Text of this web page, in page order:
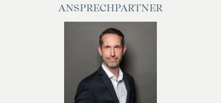
Fußbodenheizung über Fernwärme mit
Photovoltaikanlagen am Dach für die Allgemeinflächen
Gemeinschaftsraum für alle Bewohner (mit Kletterwand,
Tischfußball, Spieleecke, Sitzgelegenheiten,
vollausgestatteter Küche, Gemeinschaftsgarten
mit "Urban Gardening" Gemeinschaftsbeeten
Tiefgarage mit 41 KFZ und 2 Motorrad Abstellplätzen
Fahrrad- und Kinderwagenabstellraum
ANSPRECHPARTNER